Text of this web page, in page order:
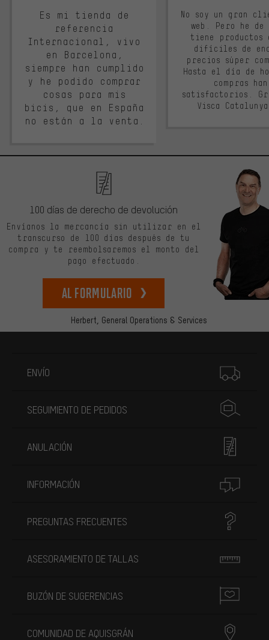
Es mi tienda de
referencia
Internacional, vivo
en Barcelona,
siempre han cumplido
y he podido comprar
cosas para mis
bicis, que en España
no están a la venta.
No soy un gran
web. Pero he
tiene productos
difíciles de
precios súper
Hasta el día de
compras
satisfactorios.
Visca
Herbert, General Operations & Services
100 días de derecho de devolución
Envíanos la mercancía sin utilizar en el
transcurso de 100 días después de tu
compra y te reembolsaremos el monto del
pago efectuado.
Al formulario
ENVÍO
SEGUIMIENTO DE PEDIDOS
ANULACIÓN
INFORMACIÓN
PREGUNTAS FRECUENTES
ASESORAMIENTO DE TALLAS
BUZÓN DE SUGERENCIAS
COMUNIDAD DE AQUISGRÁN